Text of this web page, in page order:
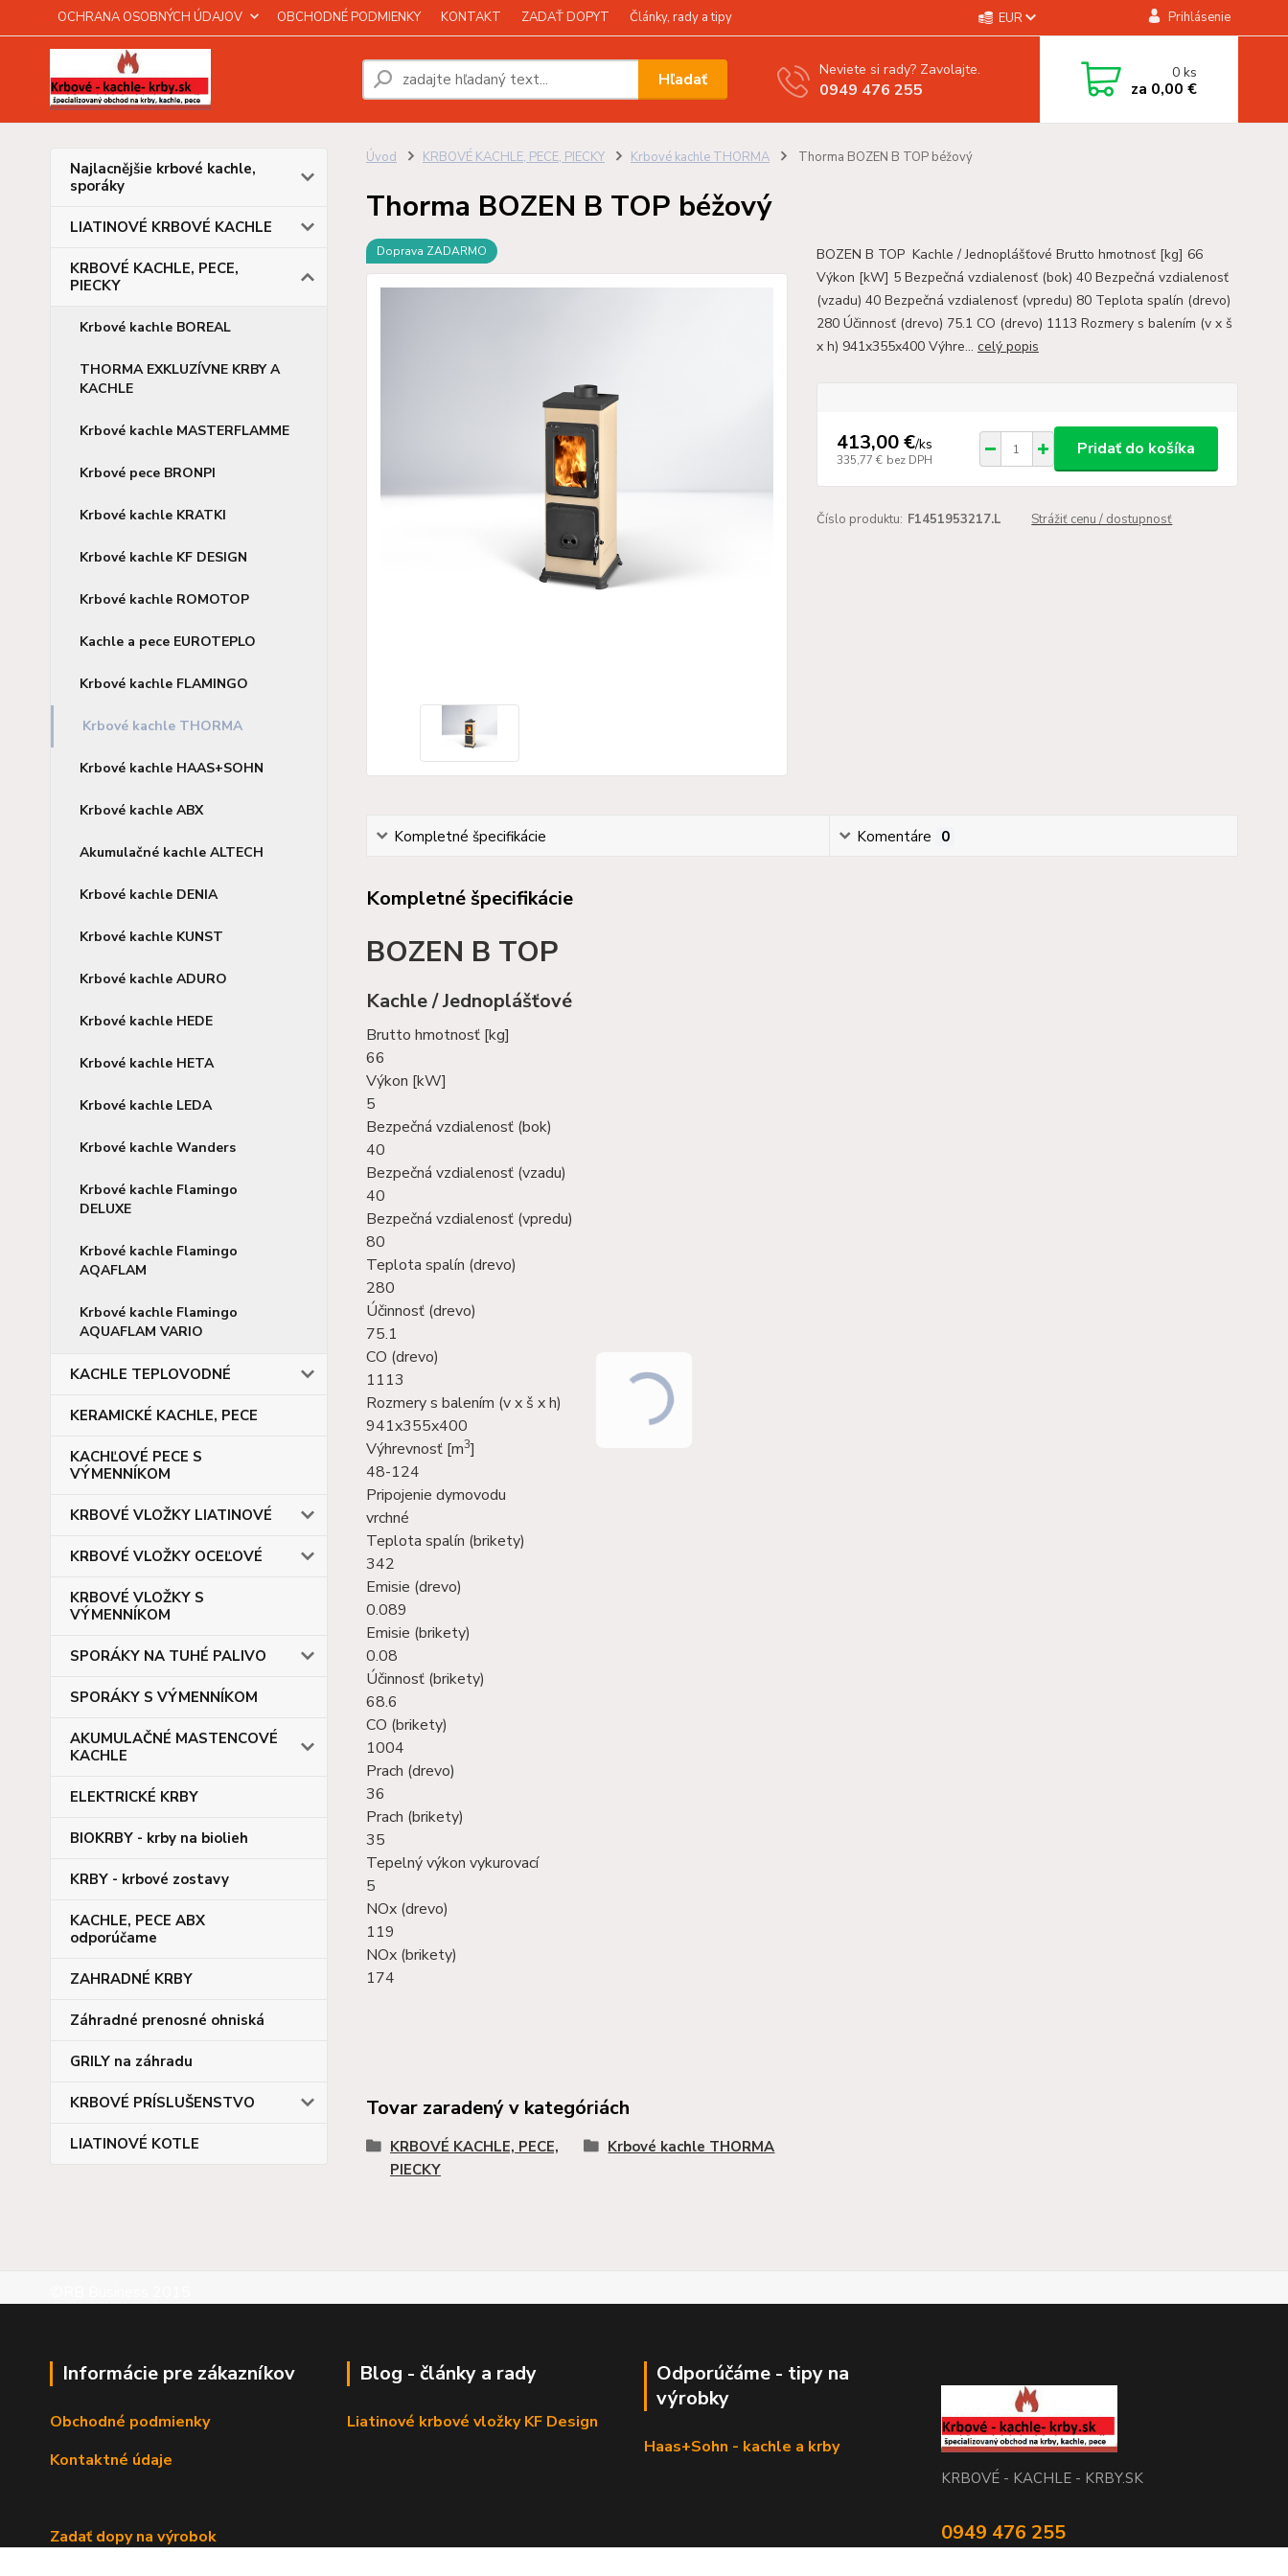
OCHRANA OSOBNÝCH ÚDAJOV OBCHODNÉ PODMIENKY KONTAKT ZADAŤ DOPYT Články, rady a tipy EUR Prihlásenie
Hľadať Neviete si rady? Zavolajte.
0949 476 255
0ks
za 0,00 €
Najlacnějšie krbové kachle,
sporáky
LIATINOVÉ KRBOVÉ KACHLE
KRBOVÉ KACHLE, PECE,
PIECKY
Krbové kachle BOREAL
THORMA EXKLUZÍVNE KRBY A
KACHLE
Krbové kachle MASTERFLAMME
Krbové pece BRONPI
Krbové kachle KRATKI
Krbové kachle KF DESIGN
Krbové kachle ROMOTOP
Kachle a pece EUROTEPLO
Krbové kachle FLAMINGO
Krbové kachle THORMA
Krbové kachle HAAS+SOHN
Krbové kachle ABX
Akumulačné kachle ALTECH
Krbové kachle DENIA
Krbové kachle KUNST
Krbové kachle ADURO
Krbové kachle HEDE
Krbové kachle HETA
Krbové kachle LEDA
Krbové kachle Wanders
Krbové kachle Flamingo
DELUXE
Krbové kachle Flamingo
AQAFLAM
Krbové kachle Flamingo
AQUAFLAM VARIO
KACHLE TEPLOVODNÉ
KERAMICKÉ KACHLE, PECE
KACHĽOVÉ PECE S
VÝMENNÍKOM
KRBOVÉ VLOŽKY LIATINOVÉ
KRBOVÉ VLOŽKY OCEĽOVÉ
KRBOVÉ VLOŽKY S
VÝMENNÍKOM
SPORÁKY NA TUHÉ PALIVO
SPORÁKY S VÝMENNÍKOM
AKUMULAČNÉ MASTENCOVÉ
KACHLE
ELEKTRICKÉ KRBY
BIOKRBY - krby na biolieh
KRBY - krbové zostavy
KACHLE, PECE ABX
odporúčame
ZAHRADNÉ KRBY
Záhradné prenosné ohniská
GRILY na záhradu
KRBOVÉ PRÍSLUŠENSTVO
LIATINOVÉ KOTLE
Úvod KRBOVÉ KACHLE, PECE, PIECKY Krbové kachle THORMA Thorma BOZEN B TOP béžový
Thorma BOZEN B TOP béžový
Doprava ZADARMO
BOZEN B TOP Kachle / Jednoplášťové Brutto hmotnosť [kg] 66
Výkon [kW] 5 Bezpečná vzdialenosť (bok) 40 Bezpečná vzdialenosť
(vzadu) 40 Bezpečná vzdialenosť (vpredu) 80 Teplota spalín (drevo)
280 Účinnosť (drevo) 75.1 CO (drevo) 1113 Rozmery s balením (v x š
x h) 941x355x400 Výhre... celý popis
413,00 €/ks
335,77 € bez DPH
Pridať do košíka
Číslo produktu: F1451953217.L Strážiť cenu / dostupnosť
Kompletné špecifikácie Komentáre 0
Kompletné špecifikácie
BOZEN B TOP
Kachle / Jednoplášťové
Brutto hmotnosť [kg]
66
Výkon [kW]
5
Bezpečná vzdialenosť (bok)
40
Bezpečná vzdialenosť (vzadu)
40
Bezpečná vzdialenosť (vpredu)
80
Teplota spalín (drevo)
280
Účinnosť (drevo)
75.1
CO (drevo)
1113
Rozmery s balením (v x š x h)
941x355x400
Výhrevnosť [m3]
48-124
Pripojenie dymovodu
vrchné
Teplota spalín (brikety)
342
Emisie (drevo)
0.089
Emisie (brikety)
0.08
Účinnosť (brikety)
68.6
CO (brikety)
1004
Prach (drevo)
36
Prach (brikety)
35
Tepelný výkon vykurovací
5
NOx (drevo)
119
NOx (brikety)
174
Tovar zaradený v kategóriách
KRBOVÉ KACHLE, PECE,
PIECKY
Krbové kachle THORMA
Informácie pre zákazníkov
Obchodné podmienky
Kontaktné údaje
Zadať dopy na výrobok
Blog - články a rady
Liatinové krbové vložky KF Design
Odporúčáme - tipy na
výrobky
Haas+Sohn - kachle a krby
KRBOVÉ - KACHLE - KRBY.SK
0949 476 255